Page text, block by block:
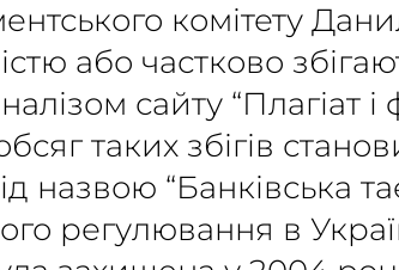
комітету
або частково
сайту “Плагіат
таких збігів
назвою “Банківська
регулювання в